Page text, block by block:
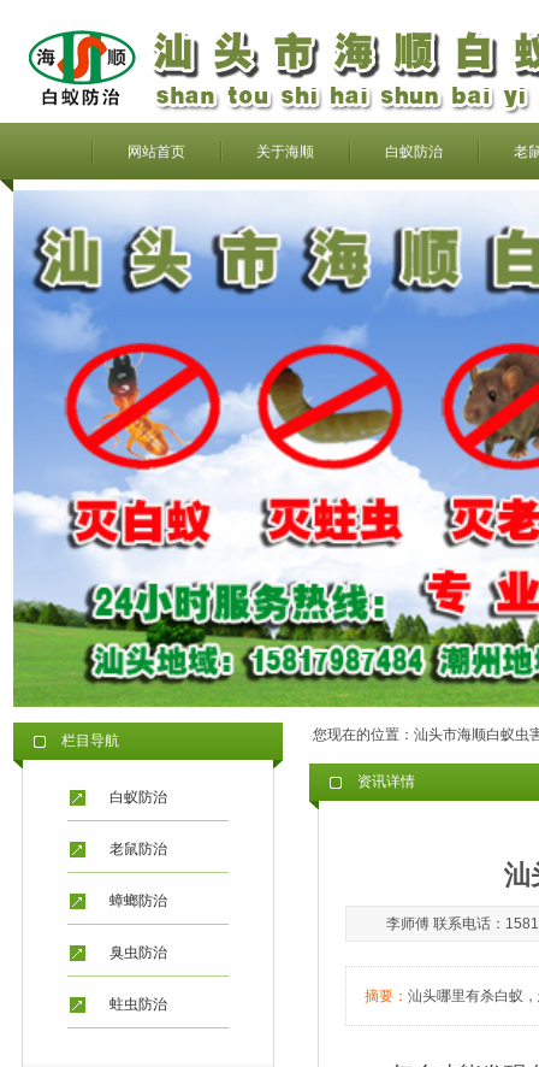
网站首页 关于海顺 白蚁防治 老
栏目导航
白蚁防治
老鼠防治
蟑螂防治
臭虫防治
蛀虫防治
您现在的位置： 汕头市海顺白蚁虫
资讯详情
汕
李师傅 联系电话：
摘要： 汕头哪里有杀白蚁